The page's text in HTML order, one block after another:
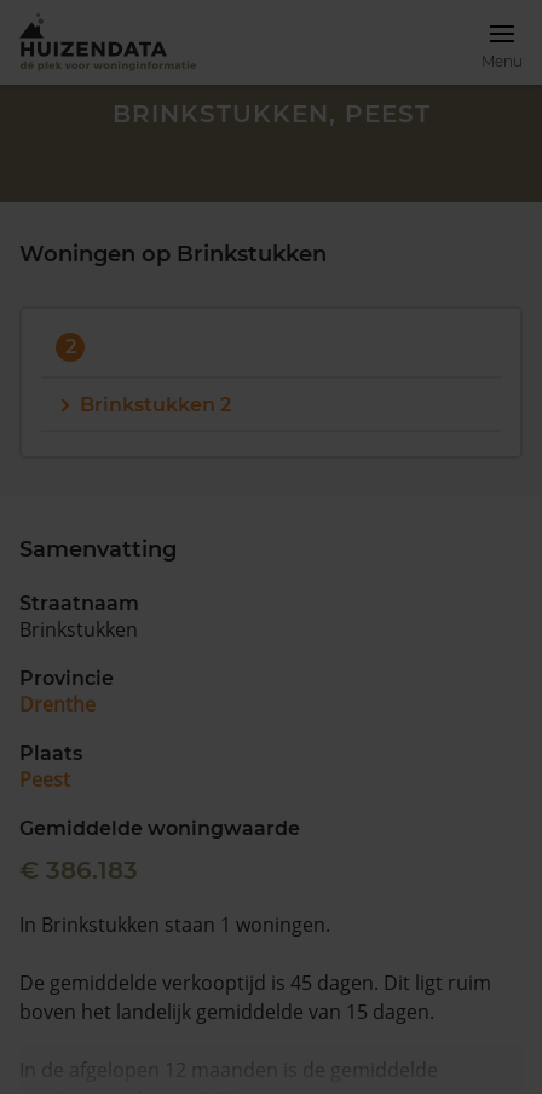
Menu
088 220 4200
Maandag t/m vrijdag - 08:00 -18:00
BRINKSTUKKEN, PEEST
Woningen op Brinkstukken
2
Brinkstukken 2
Samenvatting
Straatnaam
Brinkstukken
Provincie
Drenthe
Plaats
Peest
Gemiddelde woningwaarde
€ 386.183
In Brinkstukken staan 1 woningen.
De gemiddelde verkooptijd is 45 dagen. Dit ligt ruim
boven het landelijk gemiddelde van 15 dagen.
In de afgelopen 12 maanden is de gemiddelde